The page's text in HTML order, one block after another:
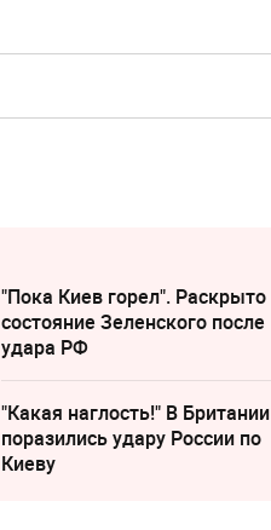
"Пока Киев горел". Раскрыто
состояние Зеленского после
удара РФ
"Какая наглость!" В Британии
поразились удару России по
Киеву